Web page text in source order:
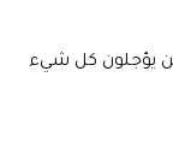
يؤجلون كل شيء